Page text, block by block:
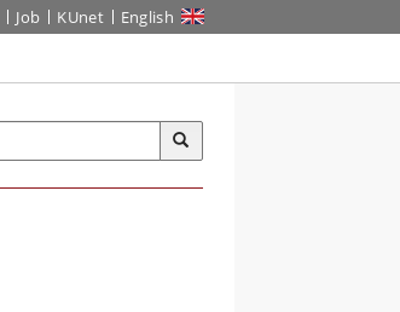
Job KUnet English